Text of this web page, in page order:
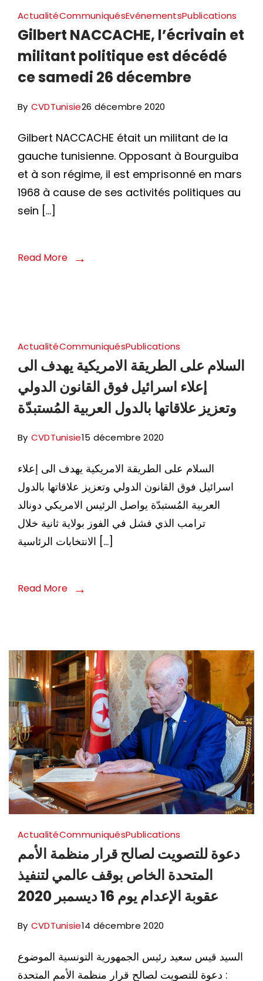
ActualitéCommuniquésEvénementsPublications
Gilbert NACCACHE, l’écrivain et
militant politique est décédé
ce samedi 26 décembre
By CVDTunisie26 décembre 2020
Gilbert NACCACHE était un militant de la
gauche tunisienne. Opposant à Bourguiba
et à son régime, il est emprisonné en mars
1968 à cause de ses activités politiques au
sein […]
Read More
ActualitéCommuniquésPublications
السلام على الطريقة الامريكية يهدف الى
إعلاء اسرائيل فوق القانون الدولي
وتعزيز علاقاتها بالدول العربية المُستبدّة
By CVDTunisie15 décembre 2020
السلام على الطريقة الامريكية يهدف الى إعلاء
اسرائيل فوق القانون الدولي وتعزيز علاقاتها بالدول
العربية المُستبدّة يواصل الرئيس الامريكي دونالد
ترامب الذي فشل في الفوز بولاية ثانية خلال
الانتخابات الرئاسية […]
Read More
ActualitéCommuniquésPublications
دعوة للتصويت لصالح قرار منظمة الأمم
المتحدة الخاص بوقف عالمي لتنفيذ
عقوبة الإعدام يوم 16 ديسمبر 2020
By CVDTunisie14 décembre 2020
السيد قيس سعيد رئيس الجمهورية التونسية الموضوع
: دعوة للتصويت لصالح قرار منظمة الأمم المتحدة